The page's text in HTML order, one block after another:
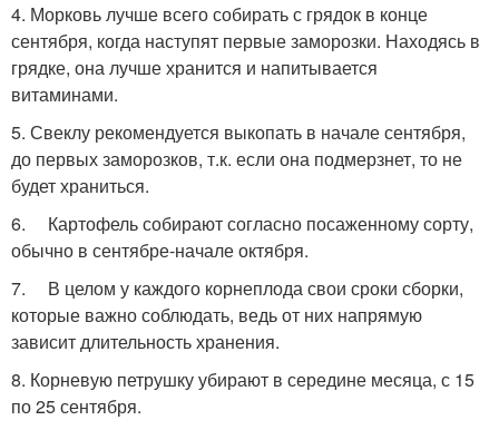
4. Морковь лучше всего собирать с грядок в конце
сентября, когда наступят первые заморозки. Находясь в
грядке, она лучше хранится и напитывается
витаминами.
5. Свеклу рекомендуется выкопать в начале сентября,
до первых заморозков, т.к. если она подмерзнет, то не
будет храниться.
6. Картофель собирают согласно посаженному сорту,
обычно в сентябре-начале октября.
7. В целом у каждого корнеплода свои сроки сборки,
которые важно соблюдать, ведь от них напрямую
зависит длительность хранения.
8. Корневую петрушку убирают в середине месяца, с 15
по 25 сентября.